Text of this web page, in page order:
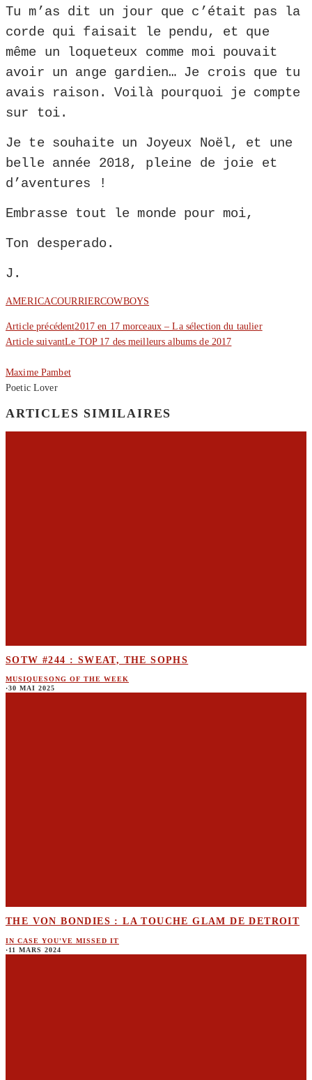
Tu m’as dit un jour que c’était pas la
corde qui faisait le pendu, et que
même un loqueteux comme moi pouvait
avoir un ange gardien… Je crois que tu
avais raison. Voilà pourquoi je compte
sur toi.
Je te souhaite un Joyeux Noël, et une
belle année 2018, pleine de joie et
d’aventures !
Embrasse tout le monde pour moi,
Ton desperado.
J.
AMERICACOURRIERCOWBOYS
Article précédent2017 en 17 morceaux – La sélection du taulier
Article suivantLe TOP 17 des meilleurs albums de 2017
Maxime Pambet
Poetic Lover
ARTICLES SIMILAIRES
SOTW #244 : SWEAT, THE SOPHS
MUSIQUESONG OF THE WEEK
·30 MAI 2025
THE VON BONDIES : LA TOUCHE GLAM DE DETROIT
IN CASE YOU'VE MISSED IT
·11 MARS 2024